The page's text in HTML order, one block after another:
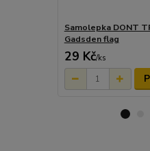
Samolepka DONT
Gadsden flag
29 Kč/ks